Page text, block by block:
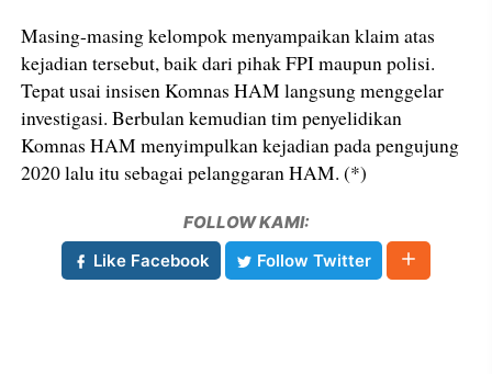
Masing-masing kelompok menyampaikan klaim atas
kejadian tersebut, baik dari pihak FPI maupun polisi.
Tepat usai insisen Komnas HAM langsung menggelar
investigasi. Berbulan kemudian tim penyelidikan
Komnas HAM menyimpulkan kejadian pada pengujung
2020 lalu itu sebagai pelanggaran HAM. (*)
FOLLOW KAMI:
Like Facebook
Follow Twitter